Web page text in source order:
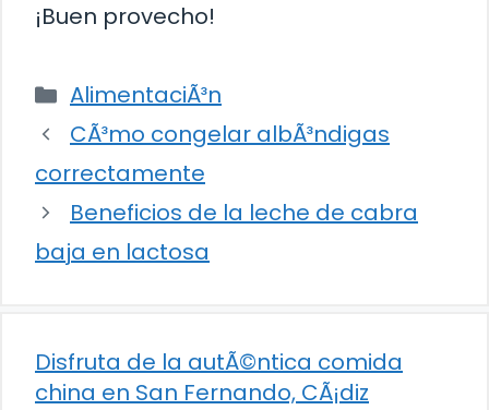
¡Buen provecho!
Categorías
AlimentaciÃ³n
CÃ³mo congelar albÃ³ndigas
correctamente
Beneficios de la leche de cabra
baja en lactosa
Disfruta de la autÃ©ntica comida
china en San Fernando, CÃ¡diz